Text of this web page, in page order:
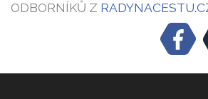
ODBORNÍKŮ Z